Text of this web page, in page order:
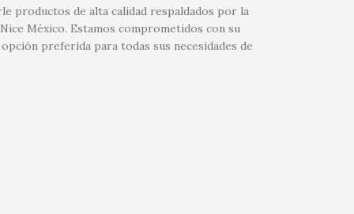
productos de alta calidad respaldados por la
México. Estamos comprometidos con su
preferida para todas sus necesidades de